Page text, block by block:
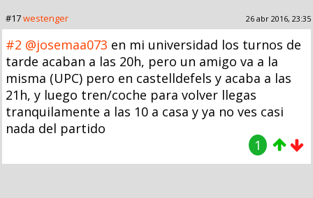
#17westenger 26 abr 2016, 23:35
#2 @josemaa073 en mi universidad los turnos de
tarde acaban a las 20h, pero un amigo va a la
misma (UPC) pero en castelldefels y acaba a las
21h, y luego tren/coche para volver llegas
tranquilamente a las 10 a casa y ya no ves casi
nada del partido
1